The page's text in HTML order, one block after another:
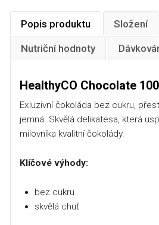
Popis produktu Složení
Nutriční hodnoty
HealthyCO Chocolate
Exluzivní čokoláda bez cukru,
jemná. Skvělá delikatesa, která
milovníka kvalitní čokolády.
Klíčové výhody:
bez cukru
skvělá chuť